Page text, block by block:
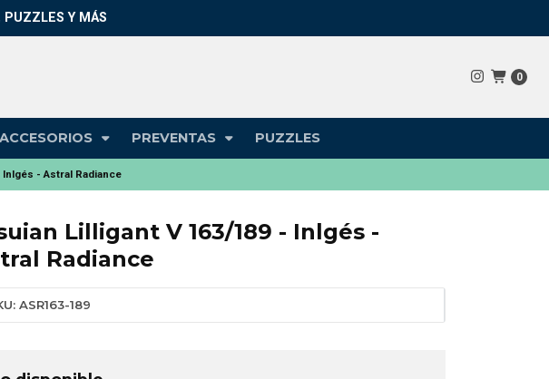
0
ACCESORIOS PREVENTAS PUZZLES
PUZZLES Y MÁS
- Astral Radiance
Lilligant V 163/189 - Inlgés -
Radiance
ASR163-189